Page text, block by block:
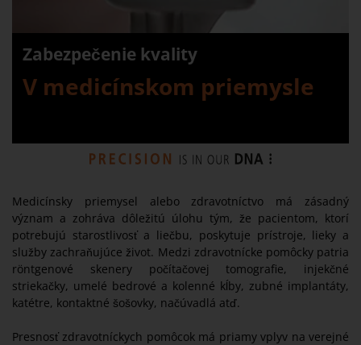
Zabezpečenie kvality
V medicínskom priemysle
Medicínsky priemysel alebo zdravotníctvo má zásadný
význam a zohráva dôležitú úlohu tým, že pacientom, ktorí
potrebujú starostlivosť a liečbu, poskytuje prístroje, lieky a
služby zachraňujúce život. Medzi zdravotnícke pomôcky patria
röntgenové skenery počítačovej tomografie, injekčné
striekačky, umelé bedrové a kolenné kĺby, zubné implantáty,
katétre, kontaktné šošovky, načúvadlá atď.
Presnosť zdravotníckych pomôcok má priamy vplyv na verejné